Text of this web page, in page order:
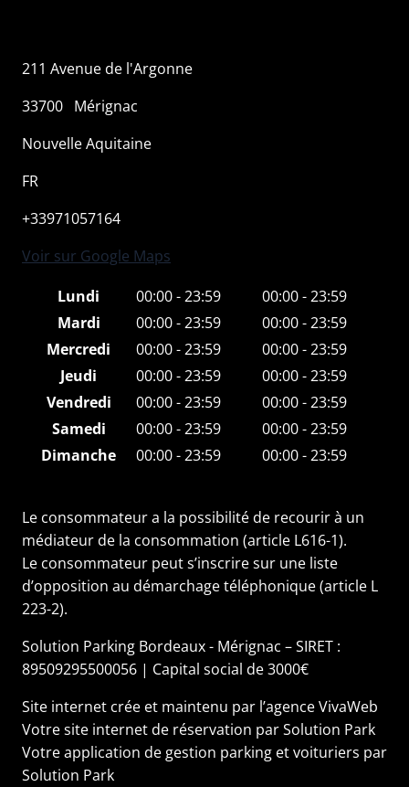
211 Avenue de l'Argonne
33700 Mérignac
Nouvelle Aquitaine
FR
+33971057164
Voir sur Google Maps
Lundi
00:00 - 23:59
00:00 - 23:59
Mardi
00:00 - 23:59
00:00 - 23:59
Mercredi
00:00 - 23:59
00:00 - 23:59
Jeudi
00:00 - 23:59
00:00 - 23:59
Vendredi
00:00 - 23:59
00:00 - 23:59
Samedi
00:00 - 23:59
00:00 - 23:59
Dimanche
00:00 - 23:59 00:00 - 23:59
Le consommateur a la possibilité de recourir à un
médiateur de la consommation (article L616-1).
Le consommateur peut s’inscrire sur une liste
d’opposition au démarchage téléphonique (article L
223-2).
Solution Parking Bordeaux - Mérignac – SIRET :
89509295500056 | Capital social de 3000€
Site internet crée et maintenu par l’agence VivaWeb
Votresite internet de réservation par Solution Park
Votreapplication de gestion parking et voituriers par
Solution Park